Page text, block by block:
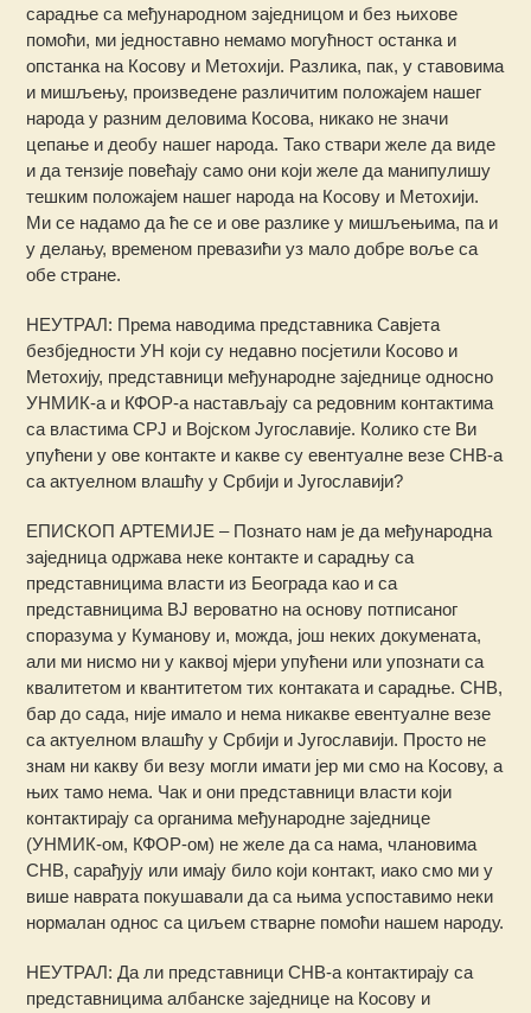
сарадње са међународном заједницом и без њихове
помоћи, ми једноставно немамо могућност останка и
опстанка на Косову и Метохији. Разлика, пак, у ставовима
и мишљењу, произведене различитим положајем нашег
народа у разним деловима Косова, никако не значи
цепање и деобу нашег народа. Тако ствари желе да виде
и да тензије повећају само они који желе да манипулишу
тешким положајем нашег народа на Косову и Метохији.
Ми се надамо да ће се и ове разлике у мишљењима, па и
у делању, временом превазићи уз мало добре воље са
обе стране.
НЕУТРАЛ: Према наводима представника Савјета
безбједности УН који су недавно посјетили Косово и
Метохију, представници међународне заједнице односно
УНМИК-а и КФОР-а настављају са редовним контактима
са властима СРЈ и Војском Југославије. Колико сте Ви
упућени у ове контакте и какве су евентуалне везе СНВ-а
са актуелном влашћу у Србији и Југославији?
ЕПИСКОП АРТЕМИЈЕ – Познато нам је да међународна
заједница одржава неке контакте и сарадњу са
представницима власти из Београда као и са
представницима ВЈ вероватно на основу потписаног
споразума у Куманову и, можда, још неких докумената,
али ми нисмо ни у каквој мјери упућени или упознати са
квалитетом и квантитетом тих контаката и сарадње. СНВ,
бар до сада, није имало и нема никакве евентуалне везе
са актуелном влашћу у Србији и Југославији. Просто не
знам ни какву би везу могли имати јер ми смо на Косову, а
њих тамо нема. Чак и они представници власти који
контактирају са органима међународне заједнице
(УНМИК-ом, КФОР-ом) не желе да са нама, члановима
СНВ, сарађују или имају било који контакт, иако смо ми у
више наврата покушавали да са њима успоставимо неки
нормалан однос са циљем стварне помоћи нашем народу.
НЕУТРАЛ: Да ли представници СНВ-а контактирају са
представницима албанске заједнице на Косову и